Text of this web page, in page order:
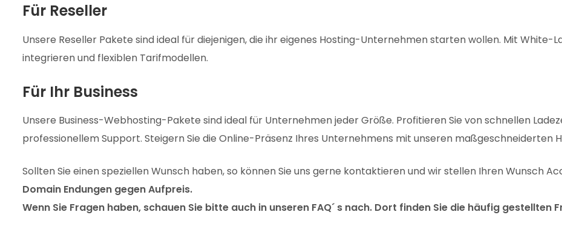
Für Reseller
Unsere Reseller Pakete sind ideal für diejenigen, die ihr eigenes Hosting-Unternehmen starten wollen. Mit White-
integrieren und flexiblen Tarifmodellen.
Für Ihr Business
Unsere Business-Webhosting-Pakete sind ideal für Unternehmen jeder Größe. Profitieren Sie von schnellen
professionellem Support. Steigern Sie die Online-Präsenz Ihres Unternehmens mit unseren maßgeschneiderten
Sollten Sie einen speziellen Wunsch haben, so können Sie uns gerne kontaktieren und wir stellen Ihren Wunsch
Domain Endungen gegen Aufpreis.
Wenn Sie Fragen haben, schauen Sie bitte auch in unseren FAQ´ s nach. Dort finden Sie die häufig gestellten